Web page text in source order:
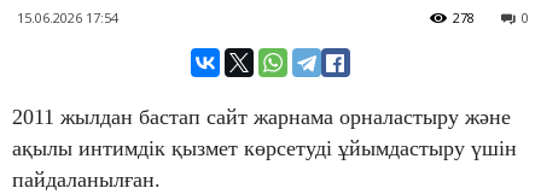
15.06.2026 17:54 0
278
2011 жылдан бастап сайт жарнама орналастыру және
ақылы интимдік қызмет көрсетуді ұйымдастыру үшін
пайдаланылған.